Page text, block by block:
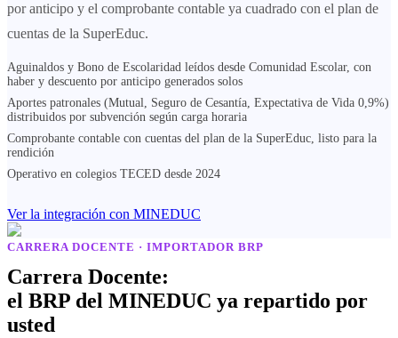
por anticipo y el comprobante contable ya cuadrado con el plan de
cuentas de la SuperEduc.
Aguinaldos y Bono de Escolaridad leídos desde Comunidad Escolar, con
haber y descuento por anticipo generados solos
Aportes patronales (Mutual, Seguro de Cesantía, Expectativa de Vida 0,9%)
distribuidos por subvención según carga horaria
Comprobante contable con cuentas del plan de la SuperEduc, listo para la
rendición
Operativo en colegios TECED desde 2024
Ver la integración con MINEDUC
CARRERA DOCENTE · IMPORTADOR BRP
Carrera Docente:
el BRP del MINEDUC ya repartido por
usted